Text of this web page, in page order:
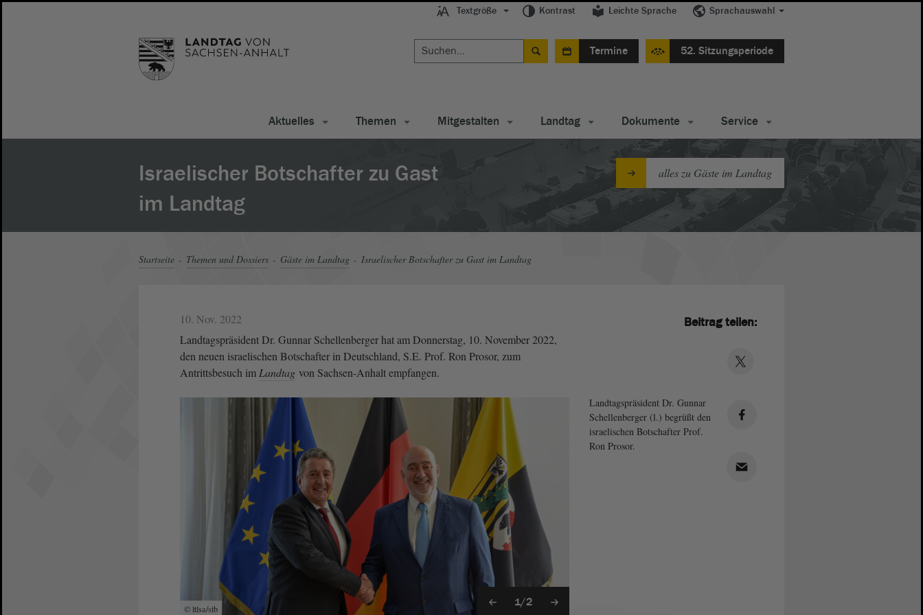
Textgröße Kontrast Leichte Sprache Sprachauswahl
Termine 52. Sitzungsperiode
Aktuelles Themen Mitgestalten Landtag Dokumente Service
Israelischer Botschafter zu Gast
im Landtag
alles zu Gäste im Landtag
Startseite Themen und Dossiers Gäste im Landtag Israelischer Botschafter zu Gast im Landtag
10. Nov. 2022
Landtagspräsident Dr. Gunnar Schellenberger hat am Donnerstag, 10. November 2022,
den neuen israelischen Botschafter in Deutschland, S.E. Prof. Ron Prosor, zum
Antrittsbesuch im Landtag von Sachsen-Anhalt empfangen.
© ltlsa/stb 1/2
Landtagspräsident Dr. Gunnar
Schellenberger (l.) begrüßt den
israelischen Botschafter Prof.
Ron Prosor.
Beitrag teilen: